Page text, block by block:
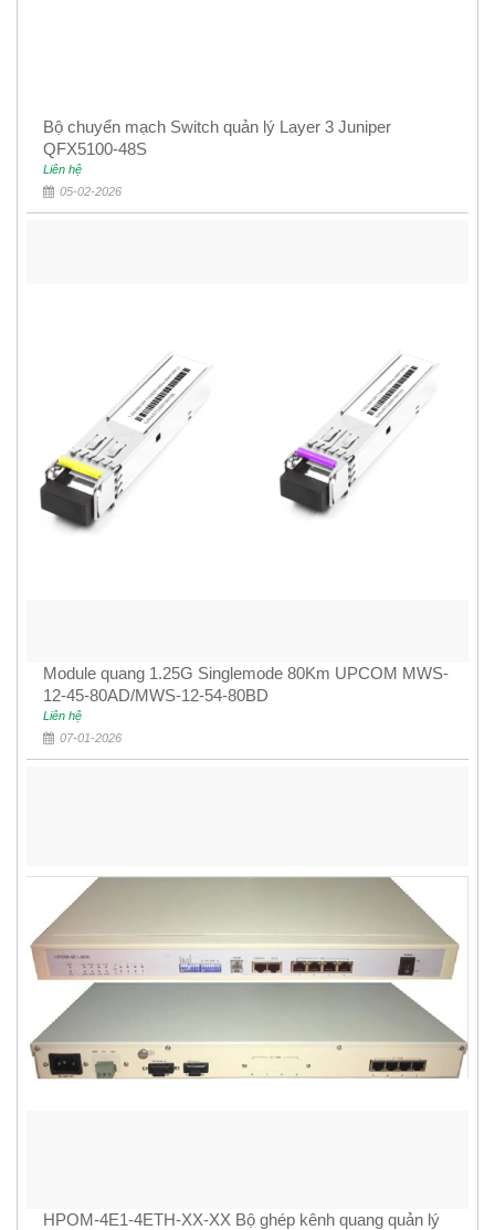
Bộ chuyển mạch Switch quản lý Layer 3 Juniper
QFX5100-48S
Liên hệ
05-02-2026
Module quang 1.25G Singlemode 80Km UPCOM MWS-
12-45-80AD/MWS-12-54-80BD
Liên hệ
07-01-2026
HPOM-4E1-4ETH-XX-XX Bộ ghép kênh quang quản lý